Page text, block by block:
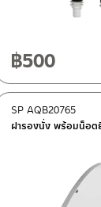
฿500
ฝารองนั่ง พร้อมน็อต
SP AQB20765